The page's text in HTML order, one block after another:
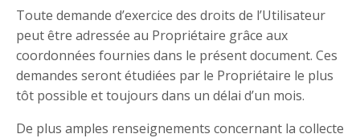
Toute demande d’exercice des droits de l’Utilisateur
peut être adressée au Propriétaire grâce aux
coordonnées fournies dans le présent document. Ces
demandes seront étudiées par le Propriétaire le plus
tôt possible et toujours dans un délai d’un mois.
De plus amples renseignements concernant la collecte